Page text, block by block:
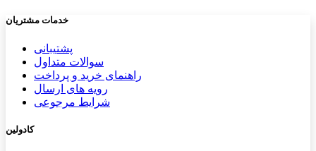
خدمات مشتریان
پشتیب​​انی
سوالات متداول
راهنمای خرید و پرداخت
رویه های ارسال
شرایط مرجوعی
کادولین